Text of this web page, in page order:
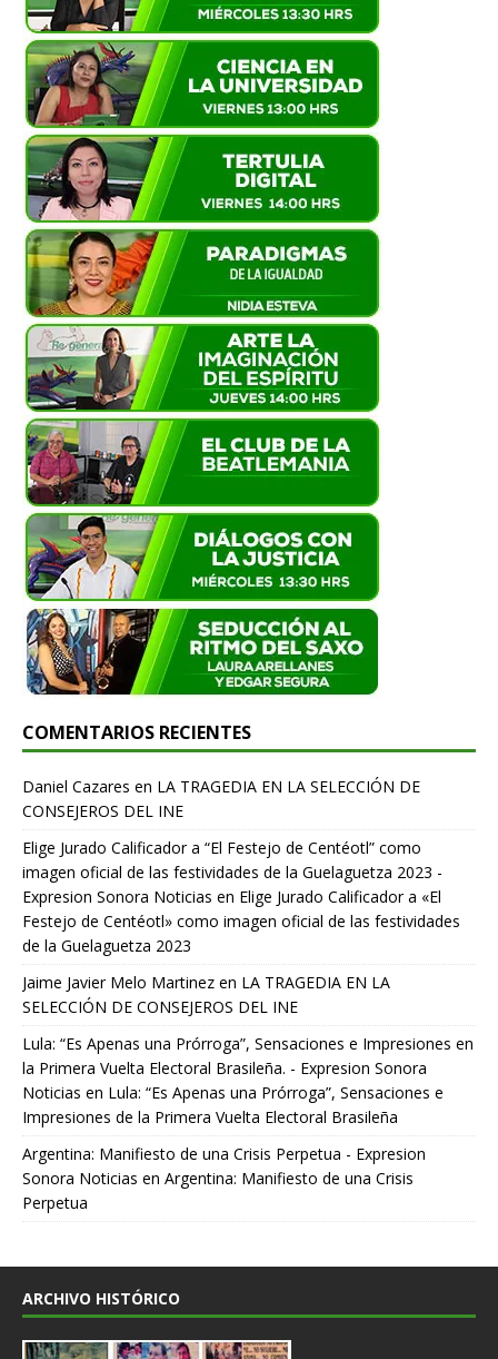
COMENTARIOS RECIENTES
Daniel Cazares en LA TRAGEDIA EN LA SELECCIÓN DE
CONSEJEROS DEL INE
Elige Jurado Calificador a “El Festejo de Centéotl” como
imagen oficial de las festividades de la Guelaguetza 2023 -
Expresion Sonora Noticias en Elige Jurado Calificador a «El
Festejo de Centéotl» como imagen oficial de las festividades
de la Guelaguetza 2023
Jaime Javier Melo Martinez en LA TRAGEDIA EN LA
SELECCIÓN DE CONSEJEROS DEL INE
Lula: “Es Apenas una Prórroga”, Sensaciones e Impresiones en
la Primera Vuelta Electoral Brasileña. - Expresion Sonora
Noticias en Lula: “Es Apenas una Prórroga”, Sensaciones e
Impresiones de la Primera Vuelta Electoral Brasileña
Argentina: Manifiesto de una Crisis Perpetua - Expresion
Sonora Noticias en Argentina: Manifiesto de una Crisis
Perpetua
ARCHIVO HISTÓRICO